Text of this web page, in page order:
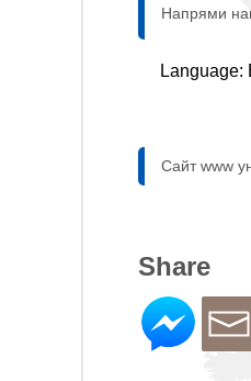
Напрями
Сайт www
Share